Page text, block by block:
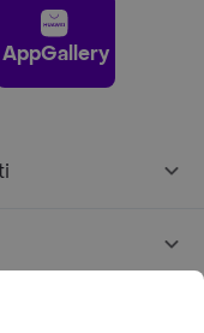
AppGallery